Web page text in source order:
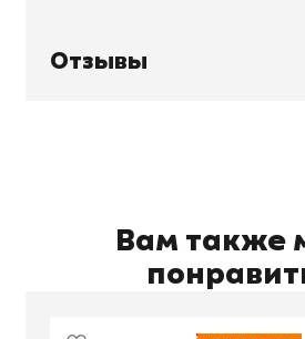
Отзывы
Вам также